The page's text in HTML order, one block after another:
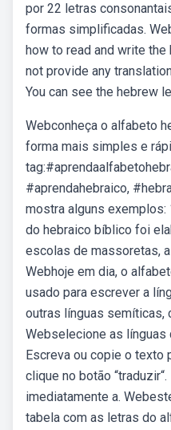
por 22 letras
formas simplificadas.
how to read and write
not provide any
You can see the hebrew
Webconheça o alfabeto
forma mais simples e
#aprendahebraico,
mostra alguns
do hebraico bíblico foi
escolas de massoretas,
Webhoje em dia, o
usado para escrever a
outras línguas semíticas,
Webselecione as línguas
Escreva ou copie o texto
clique no botão
imediatamente a.
tabela com as letras do